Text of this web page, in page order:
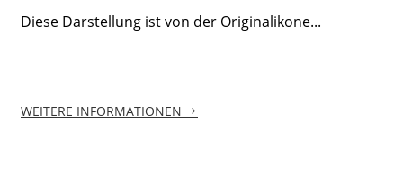
Diese Darstellung ist von der Originalikone...
WEITERE INFORMATIONEN